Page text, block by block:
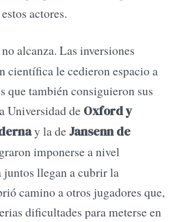
actores.
no alcanza. Las inversiones
científica le cedieron espacio a
que también consiguieron sus
Universidad de Oxford y
y la deJansenn de
imponerse a nivel
llegan a cubrir la
camino a otros jugadores que,
dificultades para meterse en